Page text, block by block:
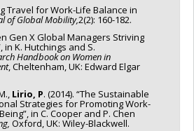
Travel for Work-Life Balance in
of Global Mobility,2(2): 160-182.
Gen X Global Managers Striving
K. Hutchings and S.
Handbook on Women in
, Cheltenham, UK: Edward Elgar
Lirio, P. (2014). “The Sustainable
Strategies for Promoting Work-
in C. Cooper and P. Chen
Oxford, UK: Wiley-Blackwell.